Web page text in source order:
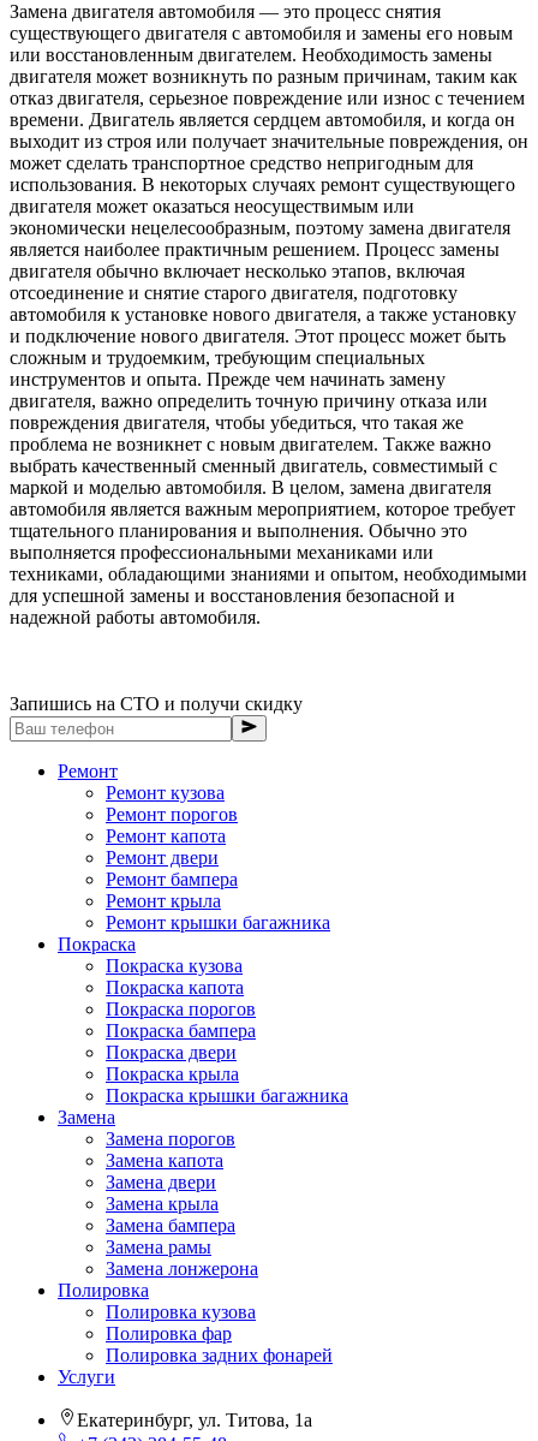
Замена двигателя автомобиля — это процесс снятия
существующего двигателя с автомобиля и замены его новым
или восстановленным двигателем. Необходимость замены
двигателя может возникнуть по разным причинам, таким как
отказ двигателя, серьезное повреждение или износ с течением
времени. Двигатель является сердцем автомобиля, и когда он
выходит из строя или получает значительные повреждения, он
может сделать транспортное средство непригодным для
использования. В некоторых случаях ремонт существующего
двигателя может оказаться неосуществимым или
экономически нецелесообразным, поэтому замена двигателя
является наиболее практичным решением. Процесс замены
двигателя обычно включает несколько этапов, включая
отсоединение и снятие старого двигателя, подготовку
автомобиля к установке нового двигателя, а также установку
и подключение нового двигателя. Этот процесс может быть
сложным и трудоемким, требующим специальных
инструментов и опыта. Прежде чем начинать замену
двигателя, важно определить точную причину отказа или
повреждения двигателя, чтобы убедиться, что такая же
проблема не возникнет с новым двигателем. Также важно
выбрать качественный сменный двигатель, совместимый с
маркой и моделью автомобиля. В целом, замена двигателя
автомобиля является важным мероприятием, которое требует
тщательного планирования и выполнения. Обычно это
выполняется профессиональными механиками или
техниками, обладающими знаниями и опытом, необходимыми
для успешной замены и восстановления безопасной и
надежной работы автомобиля.
Запишись на СТО и получи скидку
Ремонт
Ремонт кузова
Ремонт порогов
Ремонт капота
Ремонт двери
Ремонт бампера
Ремонт крыла
Ремонт крышки багажника
Покраска
Покраска кузова
Покраска капота
Покраска порогов
Покраска бампера
Покраска двери
Покраска крыла
Покраска крышки багажника
Замена
Замена порогов
Замена капота
Замена двери
Замена крыла
Замена бампера
Замена рамы
Замена лонжерона
Полировка
Полировка кузова
Полировка фар
Полировка задних фонарей
Услуги
Екатеринбург, ул. Титова, 1а